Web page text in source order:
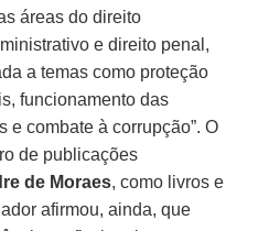
áreas do direito
e direito penal,
a temas como proteção
funcionamento das
e combate à corrupção”. O
de publicações
de Moraes, como livros e
afirmou, ainda, que